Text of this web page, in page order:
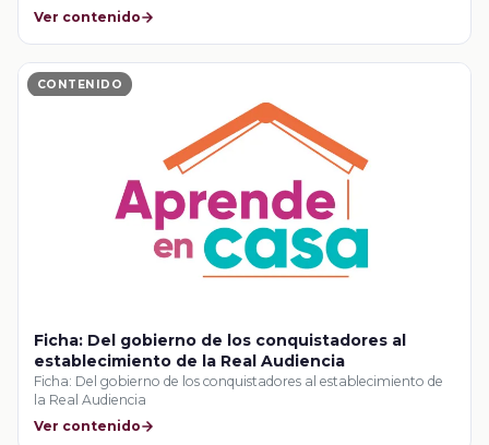
Ver contenido
CONTENIDO
Ficha: Del gobierno de los conquistadores al
establecimiento de la Real Audiencia
Ficha: Del gobierno de los conquistadores al establecimiento de
la Real Audiencia
Ver contenido